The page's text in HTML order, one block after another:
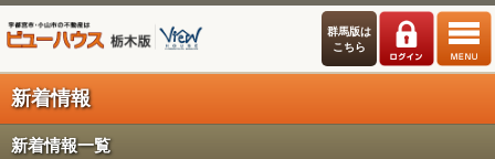
群馬版は
こちら
新着情報
新着情報一覧